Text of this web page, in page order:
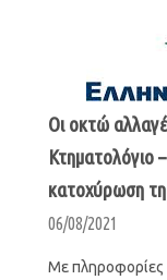
Οι οκτώ
Κτηματολόγιο
κατοχύρωση
06/08/2021
Με